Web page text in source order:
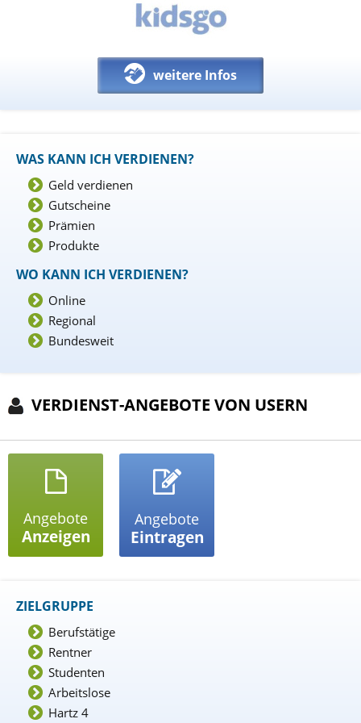
weitere Infos
WAS KANN ICH VERDIENEN?
Geld verdienen
Gutscheine
Prämien
Produkte
WO KANN ICH VERDIENEN?
Online
Regional
Bundesweit
VERDIENST-ANGEBOTE VON USERN
Angebote
Anzeigen
Angebote
Eintragen
ZIELGRUPPE
Berufstätige
Rentner
Studenten
Arbeitslose
Hartz 4